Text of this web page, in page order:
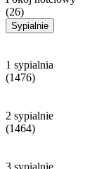
(26)
Sypialnie
1 sypialnia
(1476)
2 sypialnie
(1464)